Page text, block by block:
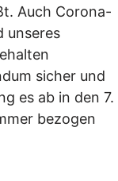
Auch Corona-
unseres
sicher und
es ab in den 7.
bezogen